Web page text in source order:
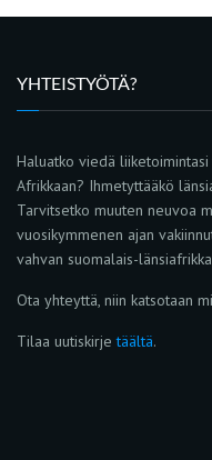
YHTEISTYÖTÄ?
Haluatko viedä
Afrikkaan? Ihmetyttääkö
Tarvitsetko muuten neuvoa
vuosikymmenen ajan
vahvan suomalais-
Ota yhteyttä, niin katsotaan
Tilaa uutiskirjetäältä.